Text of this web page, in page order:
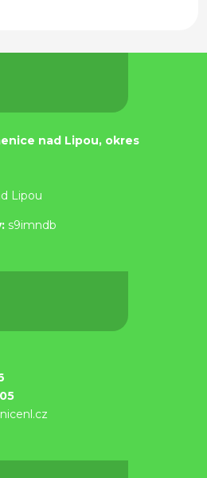
nad Lipou, okres
Lipou
s9imndb